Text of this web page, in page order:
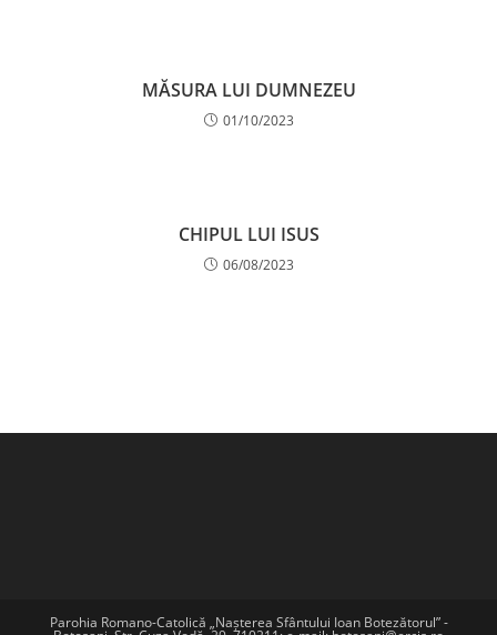
MĂSURA LUI DUMNEZEU
01/10/2023
CHIPUL LUI ISUS
06/08/2023
Parohia Romano-Catolică „Nașterea Sfântului Ioan Botezătorul” -